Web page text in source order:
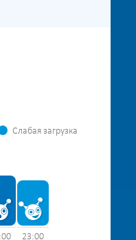
Слабая загрузка
23:00